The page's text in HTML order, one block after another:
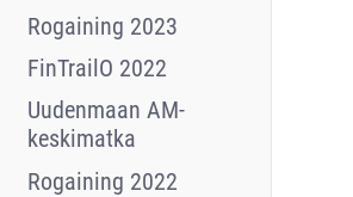
Rogaining 2023
FinTrailO 2022
Uudenmaan AM-
keskimatka
Rogaining 2022